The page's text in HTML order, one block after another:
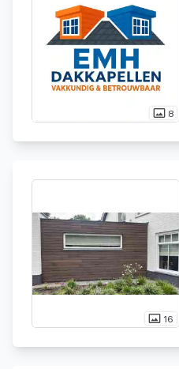
photo_size_select_actual 8
photo_size_select_actual 16